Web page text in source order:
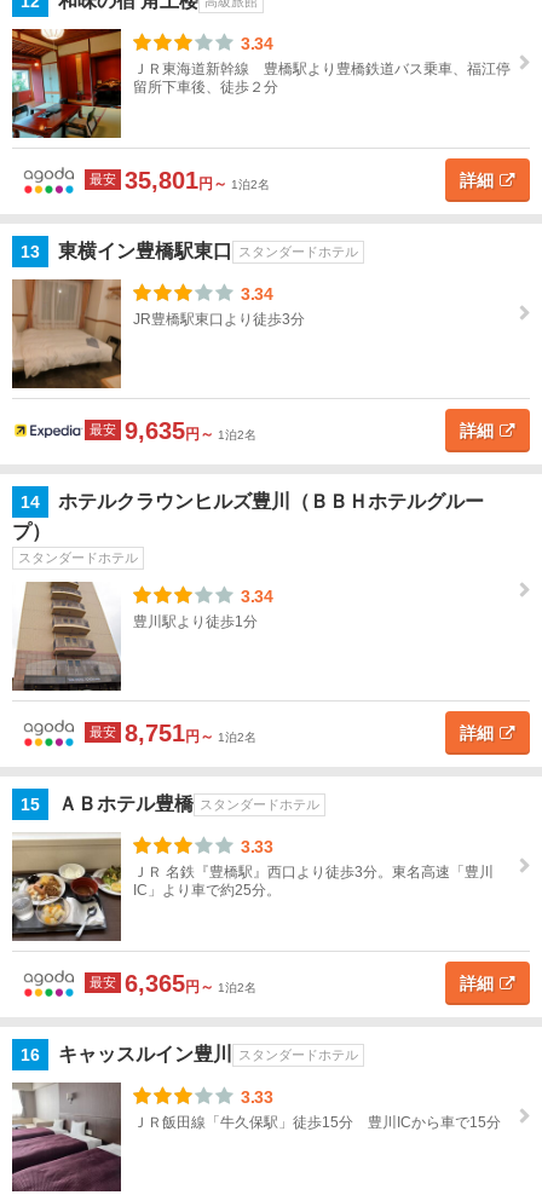
新
城・
鳳
来・
湯谷
重
近
畿
中
国
四
国
九
州
沖
縄
閉じる
3.34
ＪＲ東海道新幹線 豊橋駅より豊橋鉄道バス乗車、福江停
留所下車後、徒歩２分
最安 35,801円～ 1泊2名 詳細
13 東横イン豊橋駅東口 スタンダードホテル
3.34
JR豊橋駅東口より徒歩3分
最安 9,635円～ 1泊2名 詳細
14
ホテルクラウンヒルズ豊川（ＢＢＨホテルグルー
プ）
スタンダードホテル
3.34
豊川駅より徒歩1分
最安 8,751円～ 1泊2名 詳細
15 ＡＢホテル豊橋 スタンダードホテル
3.33
ＪＲ 名鉄『豊橋駅』西口より徒歩3分。東名高速「豊川
IC」より車で約25分。
最安 6,365円～ 1泊2名 詳細
16 キャッスルイン豊川 スタンダードホテル
3.33
ＪＲ飯田線「牛久保駅」徒歩15分 豊川ICから車で15分